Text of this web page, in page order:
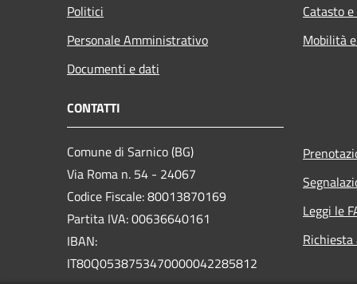
Politici
Personale Amministrativo
Documenti e dati
Catasto
Mobilità
CONTATTI
Comune di Sarnico (BG)
Via Roma n. 54 - 24067
Codice Fiscale: 80013870169
Partita IVA: 00636640161
IBAN:
IT80Q0538753470000042285812
Leggi le